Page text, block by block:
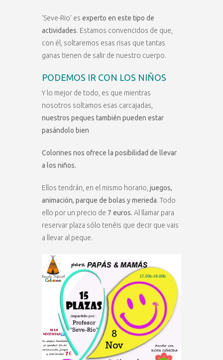
‘Seve-Rio’ es experto en este tipo de
actividades. Estamos convencidos de que,
con él, soltaremos esas risas que tantas
ganas tienen de salir de nuestro cuerpo.
PODEMOS IR CON LOS NIÑOS
Y lo mejor de todo, es que mientras
nosotros soltamos esas carcajadas,
nuestros peques también pueden estar
pasándolo bien
Colorines nos ofrece la posibilidad de llevar
a los niños.
Ellos tendrán, en el mismo horario, juegos,
animación, parque de bolas y merieda. Todo
ello por un precio de 7 euros. Al llamar para
reservar plaza sólo tenéis que decir que vais
a llevar al peque.